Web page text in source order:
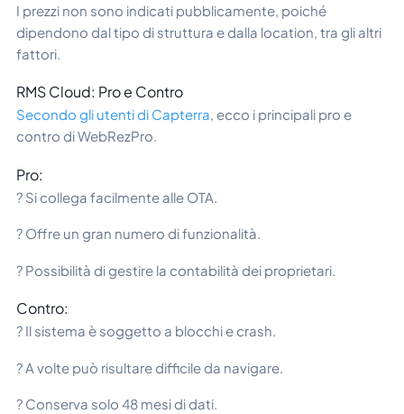
I prezzi non sono indicati pubblicamente, poiché
dipendono dal tipo di struttura e dalla location, tra gli altri
fattori.
RMS Cloud: Pro e Contro
Secondo gli utenti di Capterra, ecco i principali pro e
contro di WebRezPro.
Pro:
? Si collega facilmente alle OTA.
? Offre un gran numero di funzionalità.
? Possibilità di gestire la contabilità dei proprietari.
Contro:
? Il sistema è soggetto a blocchi e crash.
? A volte può risultare difficile da navigare.
? Conserva solo 48 mesi di dati.